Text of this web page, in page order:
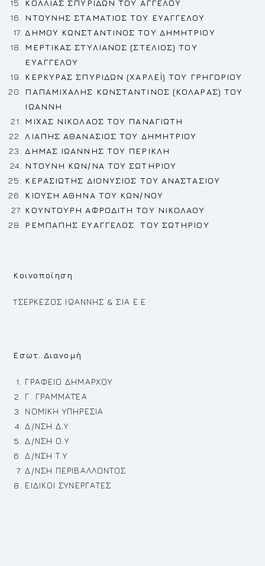
ΚΟΛΛΙΑΣ ΣΠΥΡΙΔΩΝ ΤΟΥ ΑΓΓΕΛΟΥ
ΝΤΟΥΝΗΣ ΣΤΑΜΑΤΙΟΣ ΤΟΥ ΕΥΑΓΓΕΛΟΥ
ΔΗΜΟΥ ΚΩΝΣΤΑΝΤΙΝΟΣ ΤΟΥ ΔΗΜΗΤΡΙΟΥ
ΜΕΡΤΙΚΑΣ ΣΤΥΛΙΑΝΟΣ (ΣΤΕΛΙΟΣ) ΤΟΥ
ΕΥΑΓΓΕΛΟΥ
ΚΕΡΚΥΡΑΣ ΣΠΥΡΙΔΩΝ (ΧΑΡΛΕΪ) ΤΟΥ ΓΡΗΓΟΡΙΟΥ
ΠΑΠΑΜΙΧΑΛΗΣ ΚΩΝΣΤΑΝΤΙΝΟΣ (ΚΟΛΑΡΑΣ) ΤΟΥ
ΙΩΑΝΝΗ
ΜΙΧΑΣ ΝΙΚΟΛΑΟΣ ΤΟΥ ΠΑΝΑΓΙΩΤΗ
ΛΙΑΠΗΣ ΑΘΑΝ AΣΙΟΣ ΤΟΥ ΔΗΜΗΤΡΙΟΥ
ΔΗΜΑΣ ΙΩΑΝΝΗΣ ΤΟΥ ΠΕΡΙΚΛΗ
NΤΟΥΝΗ ΚΩΝ/ΝΑ ΤΟΥ ΣΩΤΗΡΙΟΥ
ΚΕΡΑΣΙΩΤΗΣ ΔΙΟΝΥΣΙΟΣ ΤΟΥ ΑΝΑΣΤΑΣΙΟΥ
ΚΙΟΥΣΗ ΑΘΗΝΑ ΤΟΥ ΚΩΝ/ΝΟΥ
ΚΟΥΝΤΟΥΡΗ ΑΦΡΟΔΙΤΗ ΤΟΥ ΝΙΚΟΛΑΟΥ
ΡΕΜΠΑΠΗΣ ΕΥΑΓΓΕΛΟΣ ΤΟΥ ΣΩΤΗΡΙΟΥ
Κοινοποίηση
TΣΕΡΚΕΖΟΣ ΙΩΑΝΝΗΣ & ΣΙΑ Ε.Ε
Εσωτ. Διανομή
ΓΡΑΦΕΙΟ ΔΗΜΑΡΧΟΥ
Γ. ΓΡΑΜΜΑΤΈΑ
ΝΟΜΙΚΗ ΥΠΗΡΕΣΙΑ
Δ/ΝΣΗ Δ.Υ.
Δ/ΝΣΗ Ο.Υ
Δ/ΝΣΗ Τ.Υ
Δ/ΝΣΗ ΠΕΡΙΒΑΛΛΟΝΤΟΣ
ΕΙΔΙΚΟΙ ΣΥΝΕΡΓΑΤΕΣ